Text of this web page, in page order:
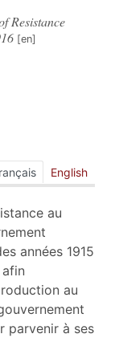
Resistance
English
au
années 1915
au
parvenir à ses